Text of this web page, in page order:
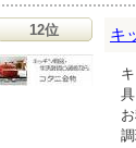
12位 キ